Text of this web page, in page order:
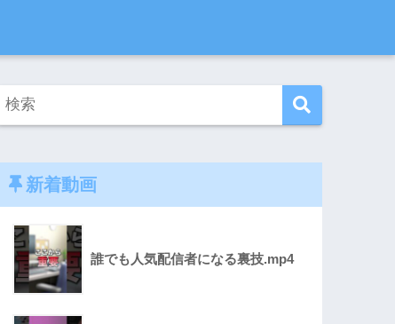
新着動画
誰でも人気配信者になる裏技.mp4